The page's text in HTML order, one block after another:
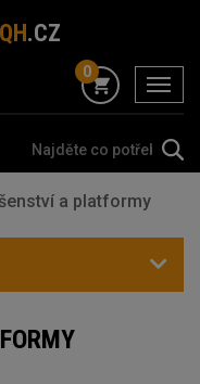
.CZ
menu
0
a platformy